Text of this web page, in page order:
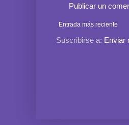
Publicar un
Entrada más reciente
Suscribirse a: Enviar